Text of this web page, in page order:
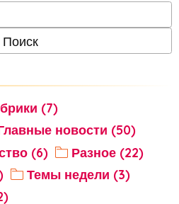
(7)
новости (50)
(6)
Разное (22)
Темы недели (3)